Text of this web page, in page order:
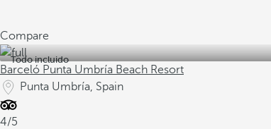
Compare
Todo incluido
Barceló Punta Umbría Beach Resort
Punta Umbría, Spain
4/5